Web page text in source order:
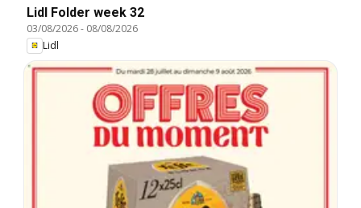
Lidl Folder week 32
03/08/2026- 08/08/2026
Lidl